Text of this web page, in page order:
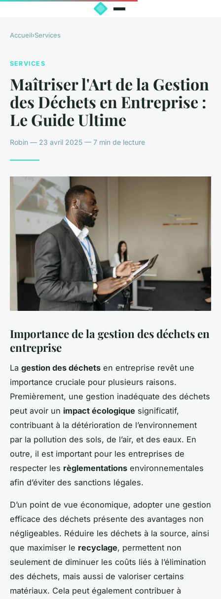
Accueil›Services
SERVICES
Maîtriser l'Art de la Gestion
des Déchets en Entreprise :
Le Guide Ultime
Robin — 23 avril 2025 — 7 min de lecture
Importance de la gestion des déchets en
entreprise
La gestion des déchets en entreprise revêt une
importance cruciale pour plusieurs raisons.
Premièrement, une gestion inadéquate des déchets
peut avoir un impact écologique significatif,
contribuant à la détérioration de l’environnement
par la pollution des sols, de l’air, et des eaux. En
outre, il est important pour les entreprises de
respecter les règlementations environnementales
afin d’éviter des sanctions légales.
D’un point de vue économique, adopter une gestion
efficace des déchets présente des avantages non
négligeables. Réduire les déchets à la source, ainsi
que maximiser le recyclage, permettent non
seulement de diminuer les coûts liés à l’élimination
des déchets, mais aussi de valoriser certains
matériaux. Cela peut également contribuer à